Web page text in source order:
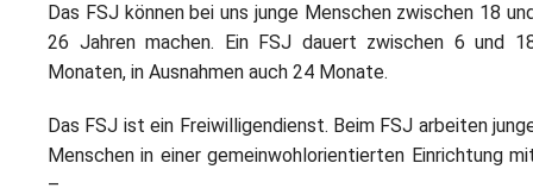
Das FSJ können bei uns junge Menschen zwischen 18
26 Jahren machen. Ein FSJ dauert zwischen 6 und
Monaten, in Ausnahmen auch 24 Monate.
Das FSJ ist ein Freiwilligendienst. Beim FSJ arbeiten
Menschen in einer gemeinwohlorientierten Einrichtung